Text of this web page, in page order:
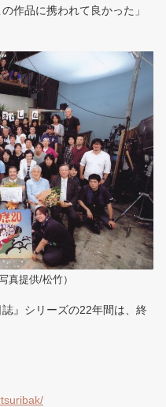
作品に携われて良かった」
真提供/松竹）
』シリーズの22年間は、終